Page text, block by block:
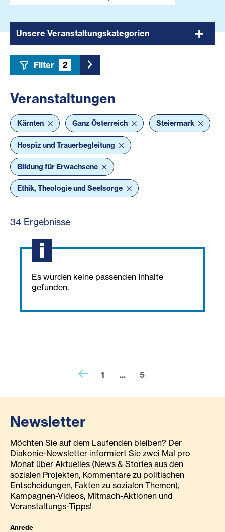
Unsere Veranstaltungskategorien
Filter 2 Toggle Sidebar Filter
Veranstaltungen
Kärnten Ganz Österreich Steiermark
Hospiz und Trauerbegleitung
Bildung für Erwachsene
Ethik, Theologie und Seelsorge
34 Ergebnisse
Es wurden keine passenden Inhalte
gefunden.
1 ... 5
Newsletter
Möchten Sie auf dem Laufenden bleiben? Der
Diakonie-Newsletter informiert Sie zwei Mal pro
Monat über Aktuelles (News & Stories aus den
sozialen Projekten, Kommentare zu politischen
Entscheidungen, Fakten zu sozialen Themen),
Kampagnen-Videos, Mitmach-Aktionen und
Veranstaltungs-Tipps!
Anrede